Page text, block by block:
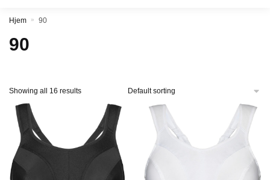
Hjem » 90
90
Showing all 16 results